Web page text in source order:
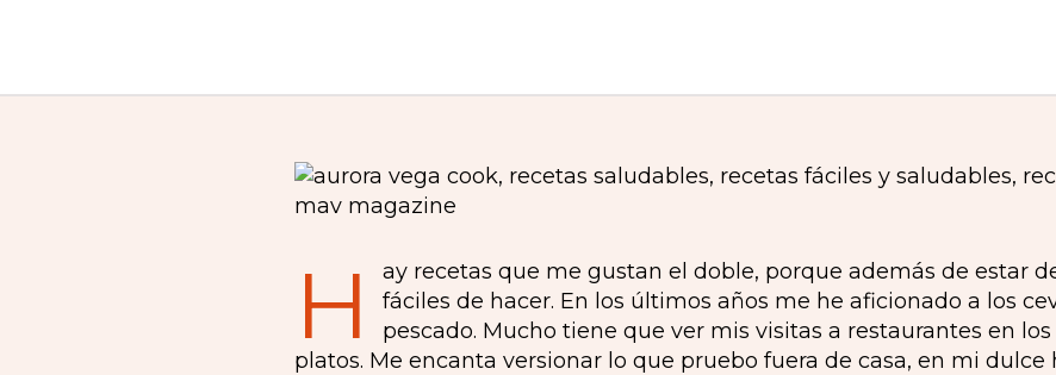
H
ay recetas que me gustan el doble, porque además de estar
fáciles de hacer. En los últimos años me he aficionado a los
pescado. Mucho tiene que ver mis visitas a restaurantes en
platos. Me encanta versionar lo que pruebo fuera de casa, en mi dulce